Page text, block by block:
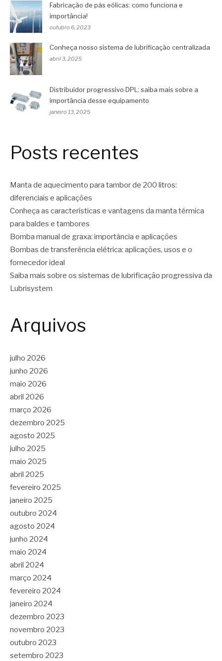
Fabricação de pás eólicas: como funciona e
importância!
outubro 6, 2023
Conheça nosso sistema de lubrificação centralizada
abril 3, 2025
Distribuidor progressivo DPL: saiba mais sobre a
importância desse equipamento
janeiro 13, 2025
Posts recentes
Manta de aquecimento para tambor de 200 litros:
diferenciais e aplicações
Conheça as características e vantagens da manta térmica
para baldes e tambores
Bomba manual de graxa: importância e aplicações
Bombas de transferência elétrica: aplicações, usos e o
fornecedor ideal
Saiba mais sobre os sistemas de lubrificação progressiva da
Lubrisystem
Arquivos
julho 2026
junho 2026
maio 2026
abril 2026
março 2026
dezembro 2025
agosto 2025
julho 2025
maio 2025
abril 2025
fevereiro 2025
janeiro 2025
outubro 2024
agosto 2024
junho 2024
maio 2024
abril 2024
março 2024
fevereiro 2024
janeiro 2024
dezembro 2023
novembro 2023
outubro 2023
setembro 2023